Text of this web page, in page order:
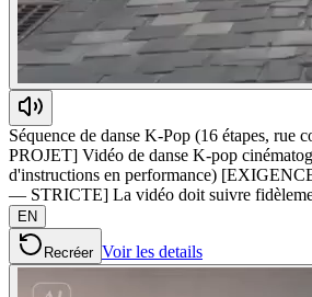
Séquence de danse K-Pop (16 étapes, rue
PROJET] Vidéo de danse K-pop
d'instructions en performance)
— STRICTE] La vidéo doit suivre
EN
Recréer Voir les details